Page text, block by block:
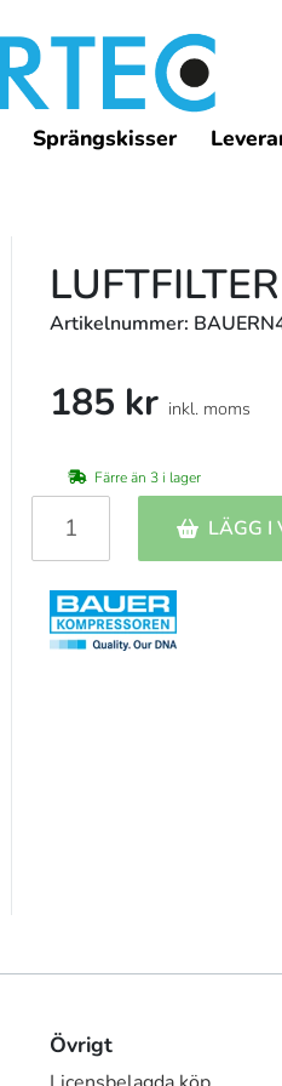
Sprängskisser
Artikelnummer:
185 kr inkl. moms
Färre än 3 i lager
LÄGG I
Övrigt